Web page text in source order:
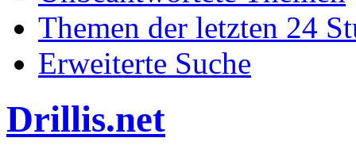
Themen der letzten 24
Erweiterte Suche
Drillis.net